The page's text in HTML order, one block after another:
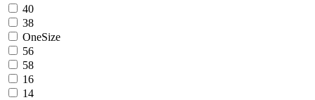
40
38
OneSize
56
58
16
14